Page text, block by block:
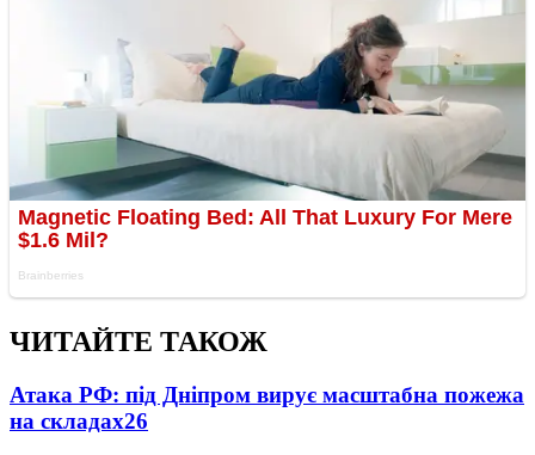
ЧИТАЙТЕ ТАКОЖ
Атака РФ: під Дніпром вирує масштабна пожежа
на складах26